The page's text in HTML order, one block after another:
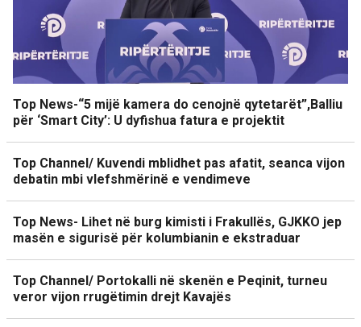
Top News-“5 mijë kamera do cenojnë qytetarët”,Balliu
për ‘Smart City’: U dyfishua fatura e projektit
Top Channel/ Kuvendi mblidhet pas afatit, seanca vijon
debatin mbi vlefshmërinë e vendimeve
Top News- Lihet në burg kimisti i Frakullës, GJKKO jep
masën e sigurisë për kolumbianin e ekstraduar
Top Channel/ Portokalli në skenën e Peqinit, turneu
veror vijon rrugëtimin drejt Kavajës